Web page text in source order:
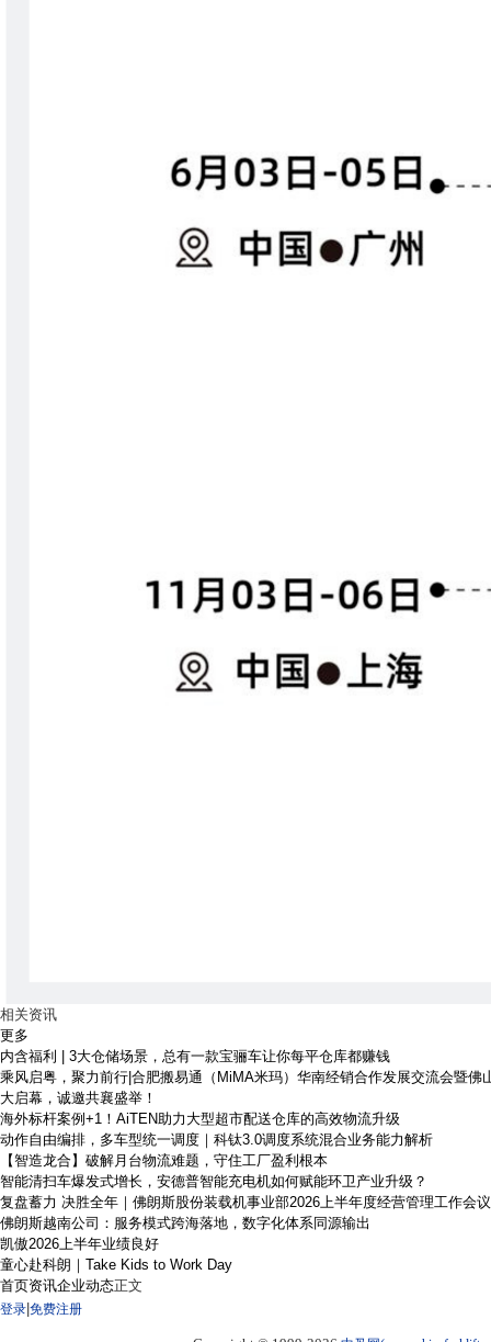
相关资讯
更多
内含福利 | 3大仓储场景，总有一款宝骊车让你每平仓库都赚钱
乘风启粤，聚力前行|合肥搬易通（MiMA米玛）华南经销合作发展交流会暨佛
大启幕，诚邀共襄盛举！
海外标杆案例+1！AiTEN助力大型超市配送仓库的高效物流升级
动作自由编排，多车型统一调度｜科钛3.0调度系统混合业务能力解析
【智造龙合】破解月台物流难题，守住工厂盈利根本
智能清扫车爆发式增长，安德普智能充电机如何赋能环卫产业升级？
复盘蓄力 决胜全年｜佛朗斯股份装载机事业部2026上半年度经营管理工作会
佛朗斯越南公司：服务模式跨海落地，数字化体系同源输出
凯傲2026上半年业绩良好
童心赴科朗｜Take Kids to Work Day
首页资讯企业动态正文
登录 免费注册